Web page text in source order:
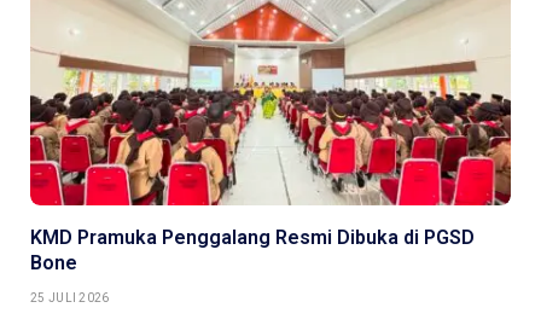
KMD Pramuka Penggalang Resmi Dibuka di PGSD
Bone
25 JULI 2026